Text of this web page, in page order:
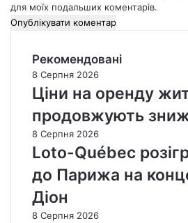
для моїх подальших коментарів.
Рекомендовані
8 Серпня 2026
Ціни на оренду
продовжують
8 Серпня 2026
Loto-Québec
до Парижа на
Діон
8 Серпня 2026